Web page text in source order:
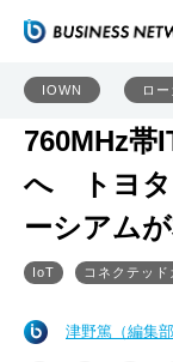
IOWN ロ
760MHz帯
へ トヨタ
ーシアム
IoT コネクテッド
津野篤（編集部